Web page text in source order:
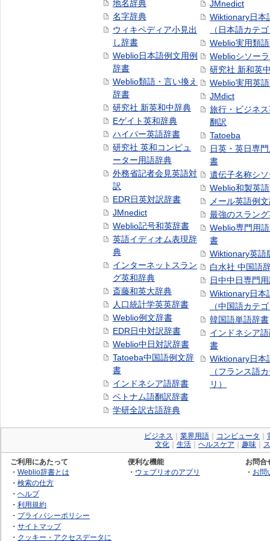
地名辞典
名字辞典
ウィキペディア小見出
し辞書
Weblio日本語例文用例
辞書
Weblio類語・言い換え
辞書
研究社 新英和中辞典
Eゲイト英和辞典
ハイパー英語辞書
研究社 英和コンピュ
ーター用語辞典
外務省記者会見英語対
訳
EDR日英対訳辞書
JMnedict
Weblio記号和英辞書
英語イディオム表現辞
典
インターネットスラン
グ英和辞典
斎藤和英大辞典
人口統計学英英辞書
Weblio例文辞書
EDR日中対訳辞書
Weblio中日対訳辞書
Tatoeba中国語例文辞
書
インドネシア語辞書
ベトナム語翻訳辞書
学研全訳古語辞典
JMnedict
Wiktionary日本
（日本語カテ
Weblio実用類
Weblioシソー
研究社 新和英
Weblio実用英
JMdict
旅行・ビジネ
翻訳
Tatoeba
日英・英日専
書
遺伝子名称シ
Weblio和製英
メール英語例
最強のスラン
Weblio専門用
書
Wiktionary英語
白水社 中国語
日中中日専門
Wiktionary日本
（中国語カテ
韓国語単語辞書
インドネシア
書
Wiktionary日本
（フランス語
リ）
ビジネス 業界用語 コンピュータ
文化
生活 ヘルスケア 趣味
ご利用にあたって
・ Weblio辞書とは
・ 検索の仕方
・ ヘルプ
・ 利用規約
・ プライバシーポリシー
・ サイトマップ
・ クッキー・アクセスデータに
便利な機能
・ ウェブリオのアプリ
お問合
・ お問